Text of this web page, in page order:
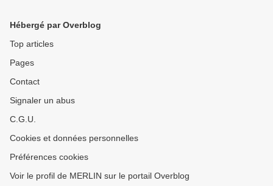
Hébergé par Overblog
Top articles
Pages
Contact
Signaler un abus
C.G.U.
Cookies et données personnelles
Préférences cookies
Voir le profil de MERLIN sur le portail Overblog